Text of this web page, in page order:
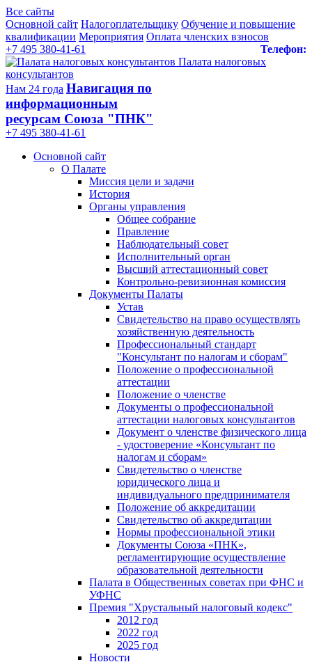
Все сайты
Основной сайт Налогоплательщику Обучение и повышение
квалификации Мероприятия Оплата членских взносов
Телефон:
+7 495 380-41-61
Палата налоговых
консультантов
Нам 24 года Навигация по
информационным
ресурсам Союза "ПНК"
+7 495 380‑41‑61
Основной сайт
О Палате
Миссия цели и задачи
История
Органы управления
Общее собрание
Правление
Наблюдательный совет
Исполнительный орган
Высший аттестационный совет
Контрольно-ревизионная комиссия
Документы Палаты
Устав
Свидетельство на право осуществлять
хозяйственную деятельность
Профессиональный стандарт
"Консультант по налогам и сборам"
Положение о профессиональной
аттестации
Положение о членстве
Документы о профессиональной
аттестации налоговых консультантов
Документ о членстве физического лица
- удостоверение «Консультант по
налогам и сборам»
Свидетельство о членстве
юридического лица и
индивидуального предпринимателя
Положение об аккредитации
Свидетельство об аккредитации
Нормы профессиональной этики
Документы Союза «ПНК»,
регламентирующие осуществление
образовательной деятельности
Палата в Общественных советах при ФНС и
УФНС
Премия "Хрустальный налоговый кодекс"
2012 год
2022 год
2025 год
Новости